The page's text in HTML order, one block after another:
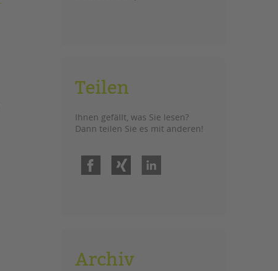
Teilen
Ihnen gefällt, was Sie lesen?
Dann teilen Sie es mit anderen!
Facebook
Archiv